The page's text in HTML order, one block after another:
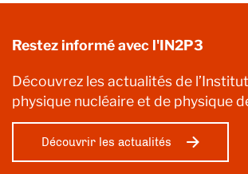
Restez informé avec l'IN2P3
Découvrez les actualités de
physique nucléaire et de physique
Découvrir les actualités